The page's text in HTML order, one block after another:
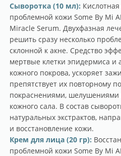
Сыворотка (10 мл):
проблемной кожи Some By Mi
Miracle Serum. Двухфазная
решить сразу несколько
склонной к акне. Средство
мертвые клетки эпидермиса и
кожного покрова, ускоряет
препятствует их повторному
покраснениями, шелушениями
кожного сала. В состав
натуральных экстрактов,
и восстановление кожи.
Крем для лица (20 гр):
проблемной кожи Some By Mi